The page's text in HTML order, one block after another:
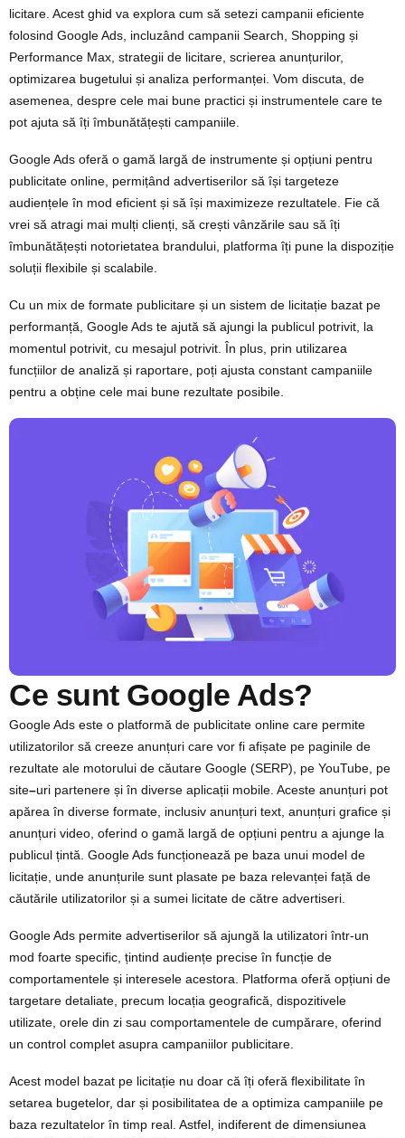
licitare. Acest ghid va explora cum să setezi campanii eficiente
folosind Google Ads, incluzând campanii Search, Shopping și
Performance Max, strategii de licitare, scrierea anunțurilor,
optimizarea bugetului și analiza performanței. Vom discuta, de
asemenea, despre cele mai bune practici și instrumentele care te
pot ajuta să îți îmbunătățești campaniile.
Google Ads oferă o gamă largă de instrumente și opțiuni pentru
publicitate online, permițând advertiserilor să își targeteze
audiențele în mod eficient și să își maximizeze rezultatele. Fie că
vrei să atragi mai mulți clienți, să crești vânzările sau să îți
îmbunătățești notorietatea brandului, platforma îți pune la dispoziție
soluții flexibile și scalabile.
Cu un mix de formate publicitare și un sistem de licitație bazat pe
performanță, Google Ads te ajută să ajungi la publicul potrivit, la
momentul potrivit, cu mesajul potrivit. În plus, prin utilizarea
funcțiilor de analiză și raportare, poți ajusta constant campaniile
pentru a obține cele mai bune rezultate posibile.
Ce sunt Google Ads?
Google Ads este o platformă de publicitate online care permite
utilizatorilor să creeze anunțuri care vor fi afișate pe paginile de
rezultate ale motorului de căutare Google (SERP), pe YouTube, pe
site–uri partenere și în diverse aplicații mobile. Aceste anunțuri pot
apărea în diverse formate, inclusiv anunțuri text, anunțuri grafice și
anunțuri video, oferind o gamă largă de opțiuni pentru a ajunge la
publicul țintă. Google Ads funcționează pe baza unui model de
licitație, unde anunțurile sunt plasate pe baza relevanței față de
căutările utilizatorilor și a sumei licitate de către advertiseri.
Google Ads permite advertiserilor să ajungă la utilizatori într-un
mod foarte specific, țintind audiențe precise în funcție de
comportamentele și interesele acestora. Platforma oferă opțiuni de
targetare detaliate, precum locația geografică, dispozitivele
utilizate, orele din zi sau comportamentele de cumpărare, oferind
un control complet asupra campaniilor publicitare.
Acest model bazat pe licitație nu doar că îți oferă flexibilitate în
setarea bugetelor, dar și posibilitatea de a optimiza campaniile pe
baza rezultatelor în timp real. Astfel, indiferent de dimensiunea